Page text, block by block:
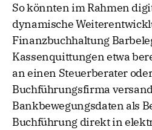
So könnten im Rahmen
dynamische
Finanzbuchhaltung
Kassenquittungen etwa
an einen Steuerberater
Buchführungsfirma
Bankbewegungsdaten als
Buchführung direkt in